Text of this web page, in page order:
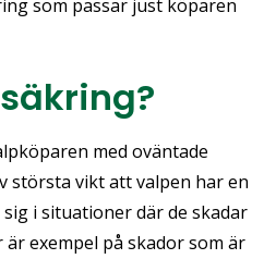
som passar just köparen
med oväntade
största vikt att valpen har en
i situationer där de skadar
exempel på skador som är